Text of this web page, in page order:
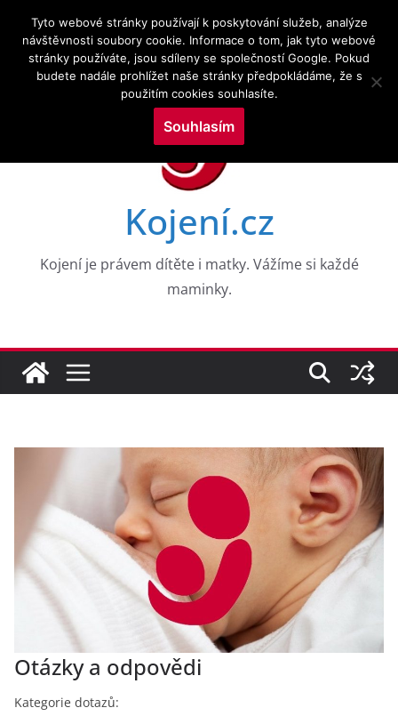
obsah
8.8.2026
Novinky: CESTY K NEROVNOSTEM V DUŠEVNÍM ZDRAVÍ
DĚTÍ V RANÉM VĚKU: DŮKAZY Z 8 VKOHORT
NAROZENÝCH
Drogy a kojení a zkoumání služeb v perinatálním
Výzkumné trendy kojení a kojenecké výživy ve
mapovací analýza
WHO PRO EVROPU, 2026
Aktuální témata v kojení a laktační medicíně
Kojení.cz
Kojení je právem dítěte i matky. Vážíme si každé
maminky.
Otázky a odpovědi
Kategorie dotazů:
Tyto webové stránky používají k poskytování služeb, analýze
návštěvnosti soubory cookie. Informace o tom, jak tyto webové
stránky používáte, jsou sdíleny se společností Google. Pokud
budete nadále prohlížet naše stránky předpokládáme, že s
použitím cookies souhlasíte.
Souhlasím